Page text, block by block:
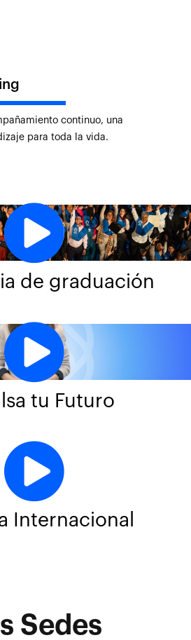
continuo, una
para toda la vida.
de graduación
tu Futuro
Internacional
Sedes